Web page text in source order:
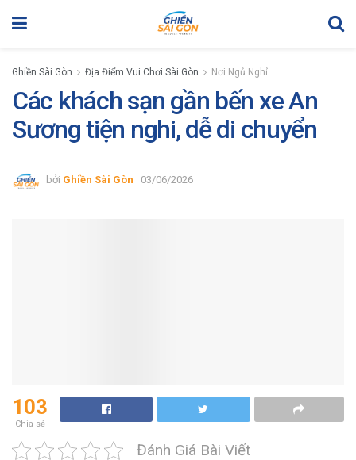
Ghiền Sài Gòn Địa Điểm Vui Chơi Sài Gòn Nơi Ngủ Nghỉ
Các khách sạn gần bến xe An
Sương tiện nghi, dễ di chuyển
bởi Ghiền Sài Gòn 03/06/2026
103
Chia sẻ
Đánh Giá Bài Viết